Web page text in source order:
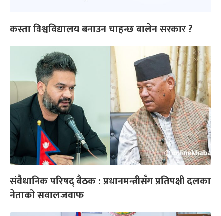
कस्ता विश्वविद्यालय बनाउन चाहन्छ बालेन सरकार ?
संवैधानिक परिषद् बैठक : प्रधानमन्त्रीसँग प्रतिपक्षी दलका
नेताको सवालजवाफ